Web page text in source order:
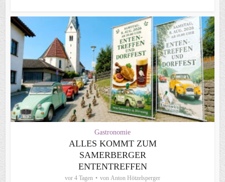
Gastronomie
ALLES KOMMT ZUM
SAMERBERGER
ENTENTREFFEN
vor 4 Tagen von Anton Hötzelsperger